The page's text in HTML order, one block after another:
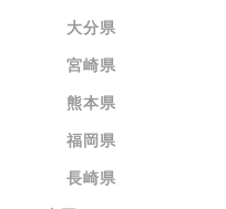
大分県
宮崎県
熊本県
福岡県
長崎県